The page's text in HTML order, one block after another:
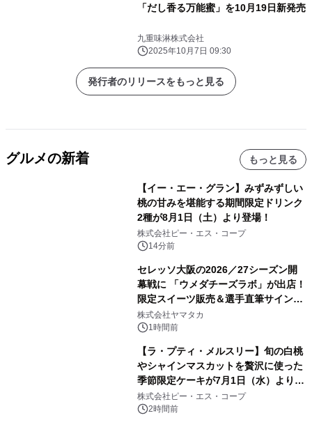
「だし香る万能蜜」を10月19日新発売
九重味淋株式会社
2025年10月7日 09:30
発行者のリリースをもっと見る
グルメの新着 もっと見る
【イー・エー・グラン】みずみずしい
桃の甘みを堪能する期間限定ドリンク
2種が8月1日（土）より登場！
株式会社ピー・エス・コープ
14分前
セレッソ大阪の2026／27シーズン開
幕戦に 「ウメダチーズラボ」が出店！
限定スイーツ販売＆選手直筆サイング
ッズが当たる抽選会を 8月8日に開催
株式会社ヤマタカ
1時間前
【ラ・プティ・メルスリー】旬の白桃
やシャインマスカットを贅沢に使った
季節限定ケーキが7月1日（水）より順
次登場！
株式会社ピー・エス・コープ
2時間前